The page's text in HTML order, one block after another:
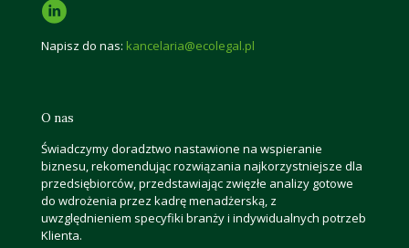
Napisz do nas: kancelaria@ecolegal.pl
O nas
Świadczymy doradztwo nastawione na wspieranie
biznesu, rekomendując rozwiązania najkorzystniejsze dla
przedsiębiorców, przedstawiając zwięzłe analizy gotowe
do wdrożenia przez kadrę menadżerską, z
uwzględnieniem specyfiki branży i indywidualnych potrzeb
Klienta.